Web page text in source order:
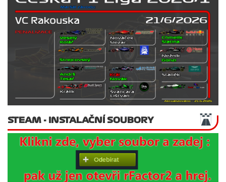
STEAM - INSTALAČNÍ SOUBORY